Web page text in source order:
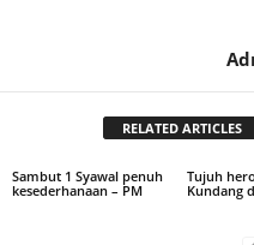
RELATED ARTICLES
Sambut 1 Syawal penuh
kesederhanaan – PM
Tujuh
Kundang